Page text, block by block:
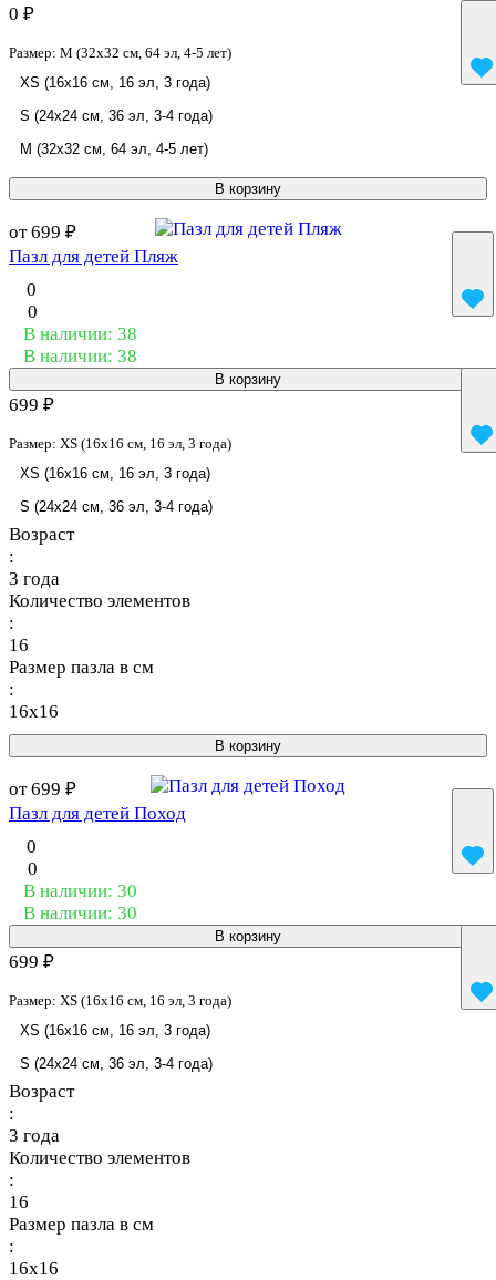
В корзину
0 ₽
Размер: M (32x32 см, 64 эл, 4-5 лет)
XS (16x16 см, 16 эл, 3 года)
S (24x24 см, 36 эл, 3-4 года)
M (32x32 см, 64 эл, 4-5 лет)
от 699 ₽
Пазл для детей Пляж
0
0
В наличии: 38
В корзину
В наличии: 38
В корзину
699 ₽
Размер: XS (16x16 см, 16 эл, 3 года)
XS (16x16 см, 16 эл, 3 года)
S (24x24 см, 36 эл, 3-4 года)
Возраст
:
3 года
Количество элементов
:
16
Размер пазла в см
:
16x16
от 699 ₽
Пазл для детей Поход
0
0
В наличии: 30
В наличии: 30
В корзину
699 ₽
Размер: XS (16x16 см, 16 эл, 3 года)
XS (16x16 см, 16 эл, 3 года)
S (24x24 см, 36 эл, 3-4 года)
Возраст
:
3 года
Количество элементов
:
16
Размер пазла в см
:
16x16